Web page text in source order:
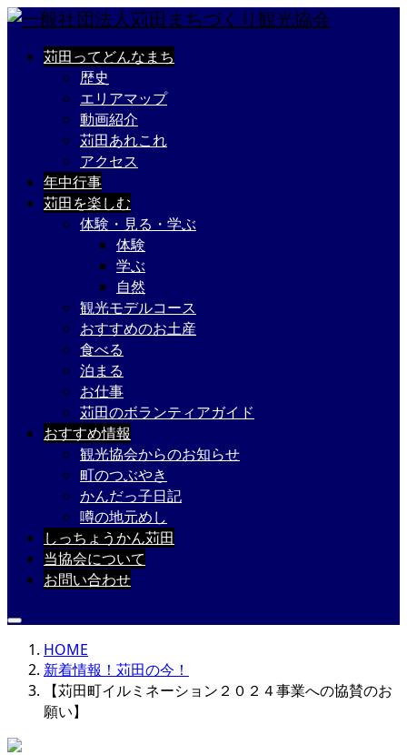
苅田ってどんなまち
歴史
エリアマップ
動画紹介
苅田あれこれ
アクセス
年中行事
苅田を楽しむ
体験・見る・学ぶ
体験
学ぶ
自然
観光モデルコース
おすすめのお土産
食べる
泊まる
お仕事
苅田のボランティアガイド
おすすめ情報
観光協会からのお知らせ
町のつぶやき
かんだっ子日記
噂の地元めし
しっちょうかん苅田
当協会について
お問い合わせ
HOME
新着情報！苅田の今！
【苅田町イルミネーション２０２４事業への協賛のお
願い】